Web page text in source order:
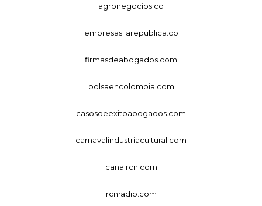
agronegocios.co
empresas.larepublica.co
firmasdeabogados.com
bolsaencolombia.com
casosdeexitoabogados.com
carnavalindustriacultural.com
canalrcn.com
rcnradio.com